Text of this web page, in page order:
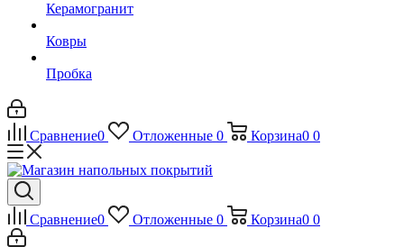
Керамогранит
Ковры
Пробка
Сравнение0 Отложенные 0 Корзина0 0
Сравнение0 Отложенные 0 Корзина0 0